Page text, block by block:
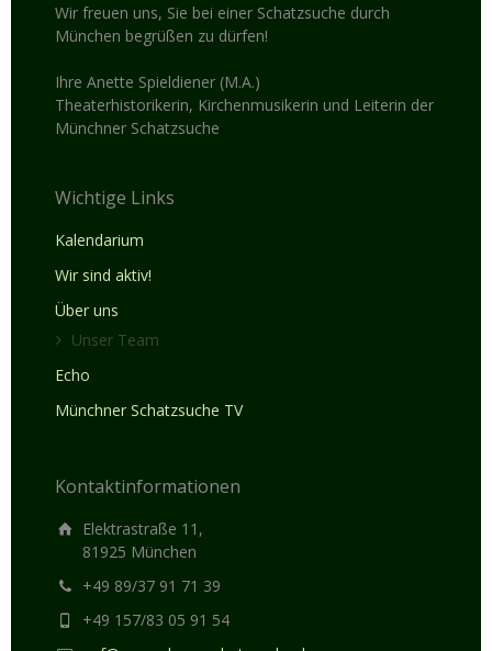
Wir freuen uns, Sie bei einer Schatzsuche durch
München begrüßen zu dürfen!
Ihre Anette Spieldiener (M.A.)
Theaterhistorikerin, Kirchenmusikerin und Leiterin der
Münchner Schatzsuche
Wichtige Links
Kalendarium
Wir sind aktiv!
Über uns
Unser Team
Echo
Münchner Schatzsuche TV
Kontaktinformationen
Elektrastraße 11,
81925 München
+49 89/37 91 71 39
+49 157/83 05 91 54